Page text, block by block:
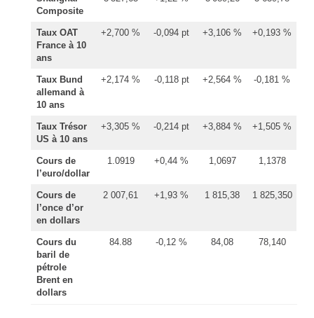
Composite
Taux OAT
France à 10
ans
+2,700 % -0,094 pt +3,106 % +0,193 %
Taux Bund
allemand à
10 ans
+2,174 % -0,118 pt +2,564 % -0,181 %
Taux Trésor
US à 10 ans
+3,305 % -0,214 pt +3,884 % +1,505 %
Cours de
l’euro/dollar
1.0919 +0,44 % 1,0697 1,1378
Cours de
l’once d’or
en dollars
2 007,61 +1,93 % 1 815,38 1 825,350
Cours du
baril de
pétrole
Brent en
dollars
84.88 -0,12 % 84,08 78,140